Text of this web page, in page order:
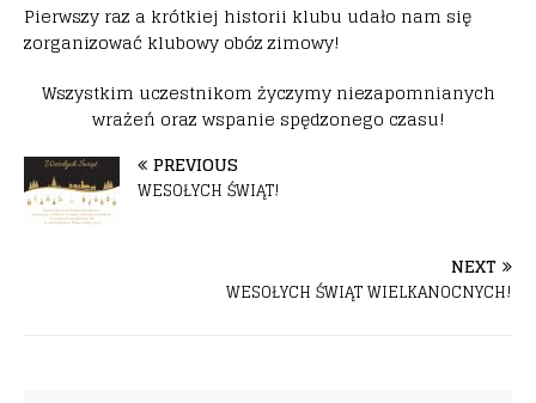
Pierwszy raz a krótkiej historii klubu udało nam się
zorganizować klubowy obóz zimowy!
Wszystkim uczestnikom życzymy niezapomnianych
wrażeń oraz wspanie spędzonego czasu!
PREVIOUS
WESOŁYCH ŚWIĄT!
NEXT
WESOŁYCH ŚWIĄT WIELKANOCNYCH!